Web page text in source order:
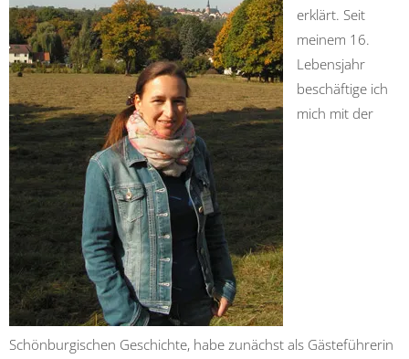
erklärt. Seit
meinem 16.
Lebensjahr
beschäftige ich
mich mit der
Schönburgischen Geschichte, habe zunächst als Gästeführerin